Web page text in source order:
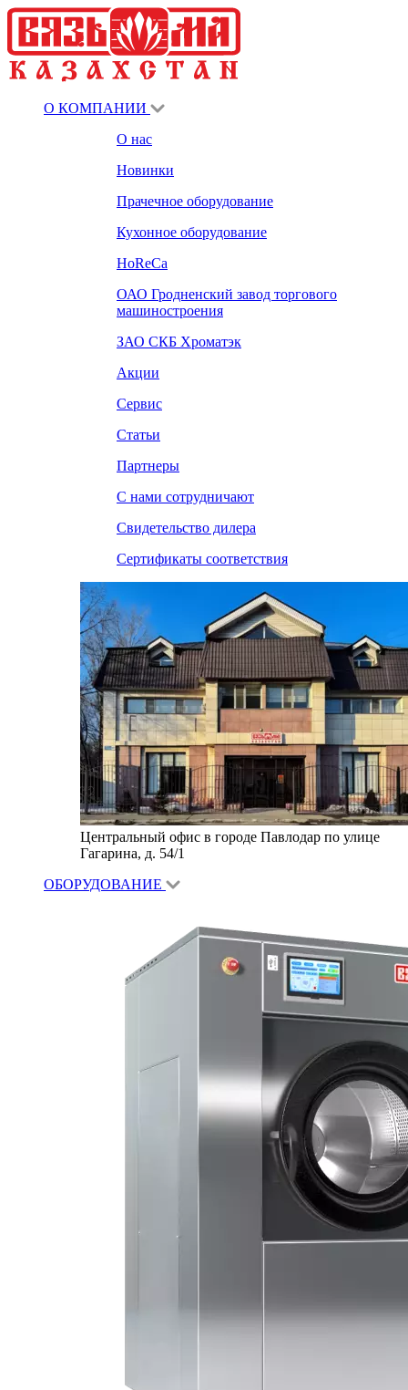
О КОМПАНИИ
О нас
Новинки
Прачечное оборудование
Кухонное оборудование
HoReCa
ОАО Гродненский завод торгового
машиностроения
ЗАО СКБ Хроматэк
Акции
Сервис
Статьи
Партнеры
С нами сотрудничают
Свидетельство дилера
Сертификаты соответствия
Центральный офис в городе Павлодар по улице
Гагарина, д. 54/1
ОБОРУДОВАНИЕ